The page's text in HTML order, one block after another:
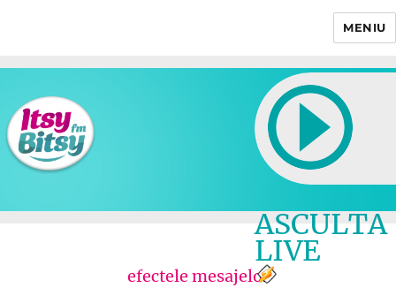
MENIU
ASCULTA
LIVE
efectele mesajelor